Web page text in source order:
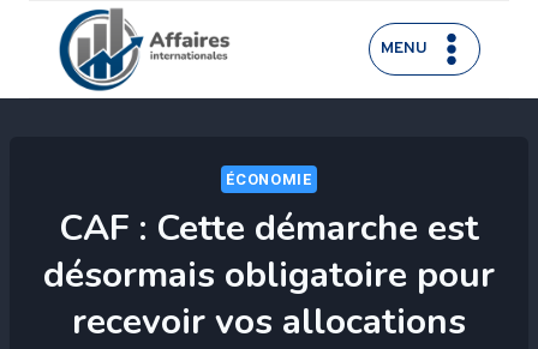
contenu
MENU
ÉCONOMIE
CAF : Cette démarche est
désormais obligatoire pour
recevoir vos allocations